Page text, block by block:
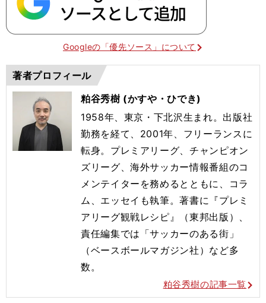
Googleの「優先ソース」について
著者プロフィール
粕谷秀樹 (かすや・ひでき)
1958年、東京・下北沢生まれ。出版社
勤務を経て、2001年 、フリーランスに
転身。プレミアリーグ、チャンピオン
ズリーグ、海外サッカー情報番組のコ
メンテイターを務めるとともに、コラ
ム
、エッセイも執筆。著書に『プレミ
アリーグ観戦レシピ』（東邦出 版）、
責任編集では「サッカーのある街」
（ベースボールマガジン社）など多
数。
粕谷秀樹の記事一覧